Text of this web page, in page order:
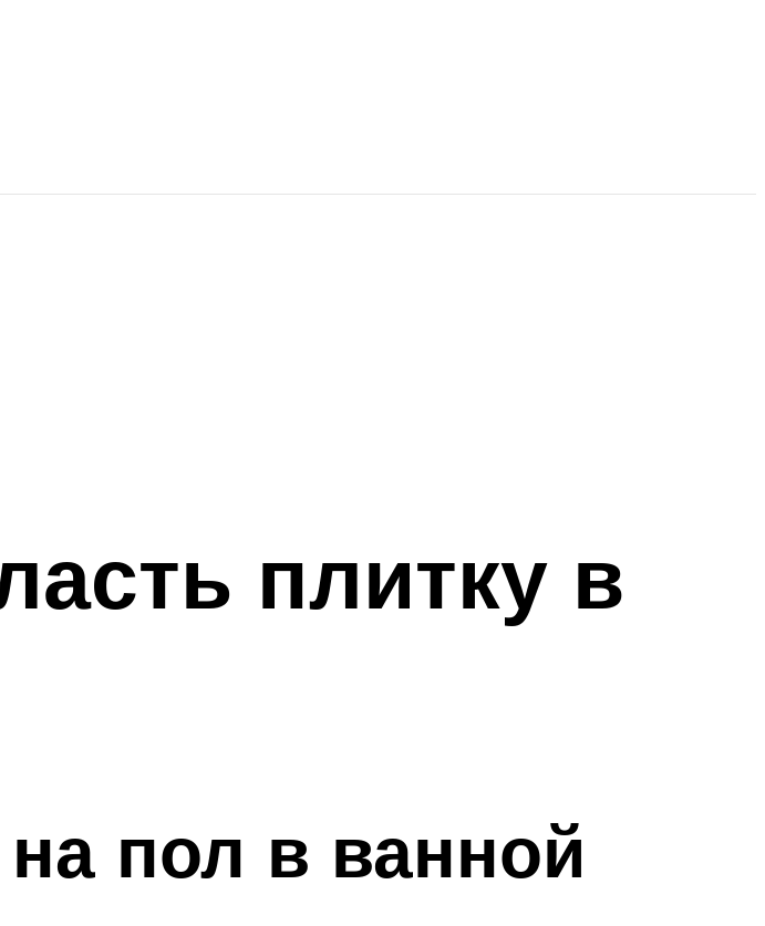
плитку в
пол в ванной